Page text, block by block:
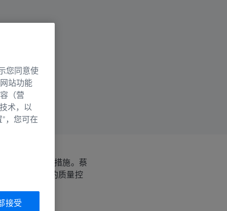
施必要的纠正措施。蔡
中实现高效的质量控
您同意使
站功能
（营
术，以
，您可在
接受